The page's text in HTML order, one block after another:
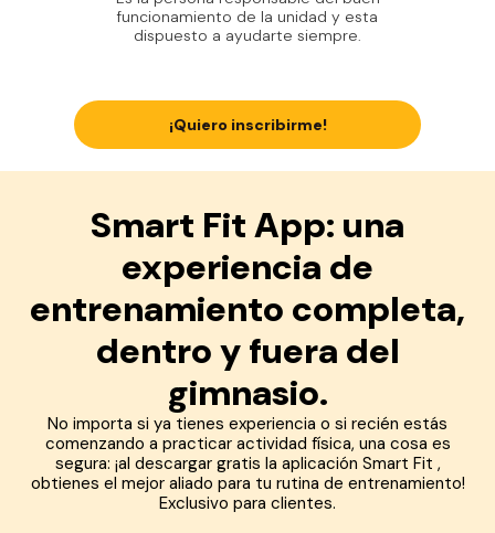
funcionamiento de la unidad y esta
dispuesto a ayudarte siempre.
¡Quiero inscribirme!
Smart Fit App: una
experiencia de
entrenamiento completa,
dentro y fuera del
gimnasio.
No importa si ya tienes experiencia o si recién estás
comenzando a practicar actividad física, una cosa es
segura: ¡al descargar gratis la aplicación Smart Fit ,
obtienes el mejor aliado para tu rutina de entrenamiento!
Exclusivo para clientes.